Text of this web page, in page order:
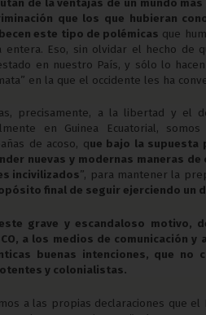
de la ventajas de un mundo
que los que hubieran
este tipo de polémicas que
entera. Eso, sin olvidar el hecho de
en nuestro País, y sólo lo
en la que el occidente les ha
precisamente, a la libertad y el
en Guinea Ecuatorial,
de acoso, que bajo la supuesta
nuevas y modernas maneras
incivilizados”, para mantener la
final de seguir ejerciendo un
grave y escandaloso motivo,
a los medios de comunicación
buenas intenciones, que no
y colonialistas.
a las propias declaraciones que el